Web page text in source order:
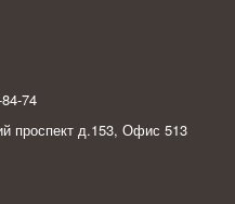
74
проспект д.153, Офис 513